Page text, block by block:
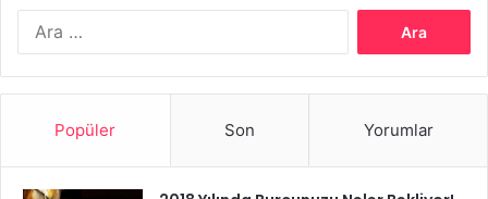
Popüler Son Yorumlar